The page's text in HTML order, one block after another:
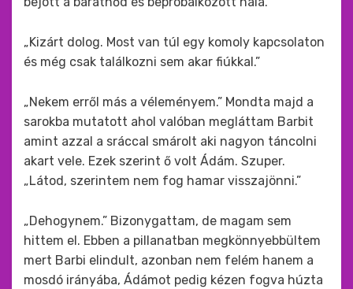
„Kizárt dolog. Most van túl egy komoly kapcsolaton
és még csak találkozni sem akar fiúkkal.”
„Nekem erről más a véleményem.” Mondta majd a
sarokba mutatott ahol valóban megláttam Barbit
amint azzal a sráccal smárolt aki nagyon táncolni
akart vele. Ezek szerint ő volt Ádám. Szuper.
„Látod, szerintem nem fog hamar visszajönni.”
„Dehogynem.” Bizonygattam, de magam sem
hittem el. Ebben a pillanatban megkönnyebbültem
mert Barbi elindult, azonban nem felém hanem a
mosdó irányába, Ádámot pedig kézen fogva húzta